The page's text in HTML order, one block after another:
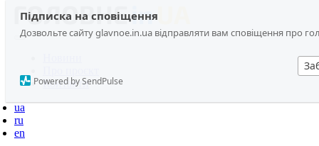
Підписка на сповіщення
Дозвольте сайту glavnoe.in.ua відправляти вам сповіщення про
Powered by SendPulse
Контакти
ua
ru
en